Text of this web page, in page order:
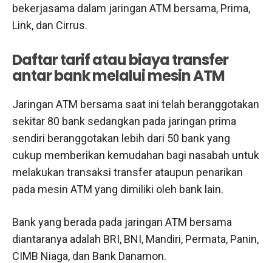
bekerjasama dalam jaringan ATM bersama, Prima,
Link, dan Cirrus.
Daftar tarif atau biaya transfer
antar bank melalui mesin ATM
Jaringan ATM bersama saat ini telah beranggotakan
sekitar 80 bank sedangkan pada jaringan prima
sendiri beranggotakan lebih dari 50 bank yang
cukup memberikan kemudahan bagi nasabah untuk
melakukan transaksi transfer ataupun penarikan
pada mesin ATM yang dimiliki oleh bank lain.
Bank yang berada pada jaringan ATM bersama
diantaranya adalah BRI, BNI, Mandiri, Permata, Panin,
CIMB Niaga, dan Bank Danamon.